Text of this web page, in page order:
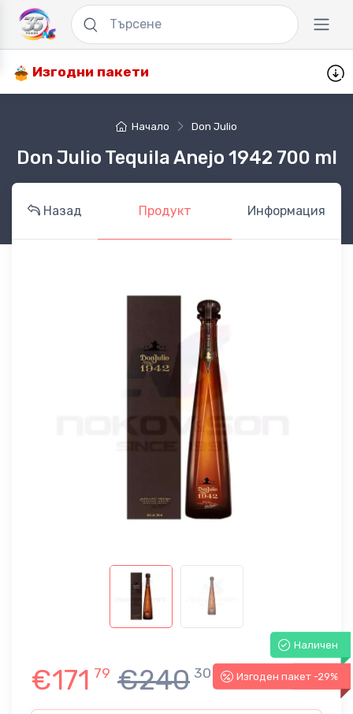
Изгодни пакети
Начало Don Julio
Don Julio Tequila Anejo 1942 700 ml
Назад Продукт Информация
Наличен
-29%
Изгоден пакет -29%
€171 79 €240 30